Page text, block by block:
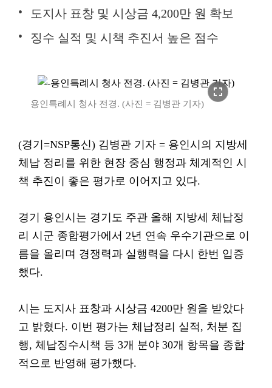
도지사 표창 및 시상금 4,200만 원 확보
징수 실적 및 시책 추진서 높은 점수
fullscreen
용인특례시 청사 전경. (사진 = 김병관 기자)
(경기=NSP통신) 김병관 기자 = 용인시의 지방세
체납 정리를 위한 현장 중심 행정과 체계적인 시
책 추진이 좋은 평가로 이어지고 있다.
경기 용인시는 경기도 주관 올해 지방세 체납정
리 시군 종합평가에서 2년 연속 우수기관으로 이
름을 올리며 경쟁력과 실행력을 다시 한번 입증
했다.
시는 도지사 표창과 시상금 4200만 원을 받았다
고 밝혔다. 이번 평가는 체납정리 실적, 처분 집
행, 체납징수시책 등 3개 분야 30개 항목을 종합
적으로 반영해 평가했다.